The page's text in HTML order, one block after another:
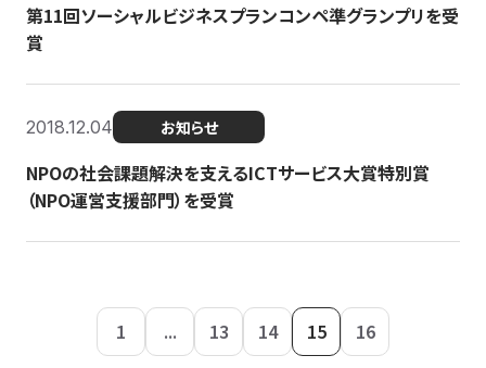
第11回ソーシャルビジネスプランコンペ準グランプリを受
賞
2018.12.04 お知らせ
NPOの社会課題解決を支えるICTサービス大賞特別賞
（NPO運営支援部門）を受賞
1 ... 13 14 15 16